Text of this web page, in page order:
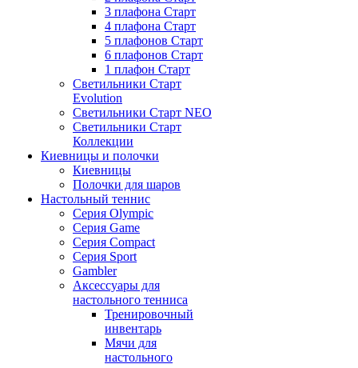
3 плафона Старт
4 плафона Старт
5 плафонов Старт
6 плафонов Старт
1 плафон Старт
Светильники Старт
Evolution
Светильники Старт NEO
Светильники Старт
Коллекции
Киевницы и полочки
Киевницы
Полочки для шаров
Настольный теннис
Серия Olympic
Серия Game
Серия Compact
Серия Sport
Gambler
Аксессуары для
настольного тенниса
Тренировочный
инвентарь
Мячи для
настольного